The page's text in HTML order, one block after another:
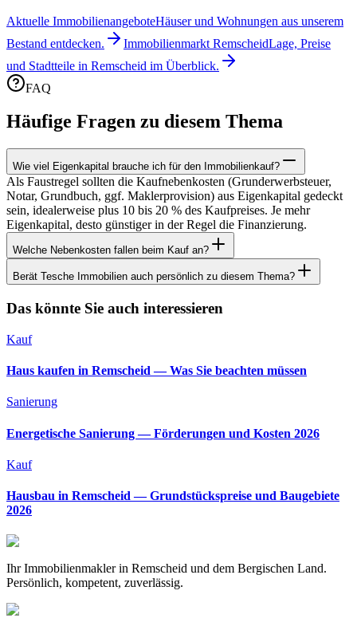
Aktuelle ImmobilienangeboteHäuser und Wohnungen aus unserem
Bestand entdecken.
Immobilienmarkt RemscheidLage, Preise
und Stadtteile in Remscheid im Überblick.
FAQ
Häufige Fragen zu diesem Thema
Wie viel Eigenkapital brauche ich für den Immobilienkauf?
Als Faustregel sollten die Kaufnebenkosten (Grunderwerbsteuer,
Notar, Grundbuch, ggf. Maklerprovision) aus Eigenkapital gedeckt
sein, idealerweise plus 10 bis 20 % des Kaufpreises. Je mehr
Eigenkapital, desto günstiger in der Regel die Finanzierung.
Welche Nebenkosten fallen beim Kauf an?
Berät Tesche Immobilien auch persönlich zu diesem Thema?
Das könnte Sie auch interessieren
Kauf
Haus kaufen in Remscheid — Was Sie beachten müssen
Sanierung
Energetische Sanierung — Förderungen und Kosten 2026
Kauf
Hausbau in Remscheid — Grundstückspreise und Baugebiete
2026
Ihr Immobilienmakler in Remscheid und dem Bergischen Land.
Persönlich, kompetent, zuverlässig.